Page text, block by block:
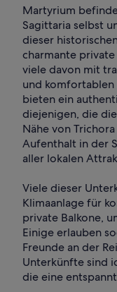
Martyrium
Sagittaria selbst
dieser
charmante
viele davon mit
und komfortablen
bieten ein
diejenigen, die
Nähe von
Aufenthalt in der
aller lokalen
Viele dieser
Klimaanlage für
private Balkone,
Einige erlauben
Freunde an der
Unterkünfte sind
die eine